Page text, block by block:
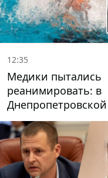
12:35
Медики пытались
реанимировать: в
двухлетний
в бассейне